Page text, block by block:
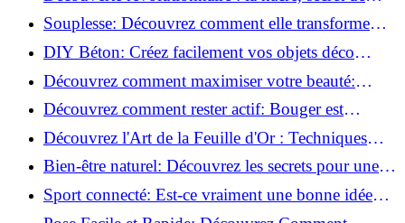
régénération inouï !
Souplesse: Découvrez comment elle transforme
votre performance sportive!
DIY Béton: Créez facilement vos objets déco
tendance!
Découvrez comment maximiser votre beauté:
Astuces et secrets révélés!
Découvrez comment rester actif: Bouger est
toujours possible!
Découvrez l'Art de la Feuille d'Or : Techniques
Incontournables pour Réussir!
Bien-être naturel: Découvrez les secrets pour une
vie saine!
Sport connecté: Est-ce vraiment une bonne idée
pour vous?